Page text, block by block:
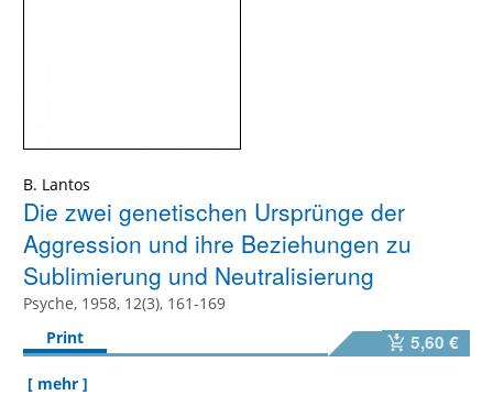
B. Lantos
Die zwei genetischen Ursprünge der
Aggression und ihre Beziehungen zu
Sublimierung und Neutralisierung
Psyche, 1958, 12(3), 161-169
Print
5,60 €
[ mehr ]